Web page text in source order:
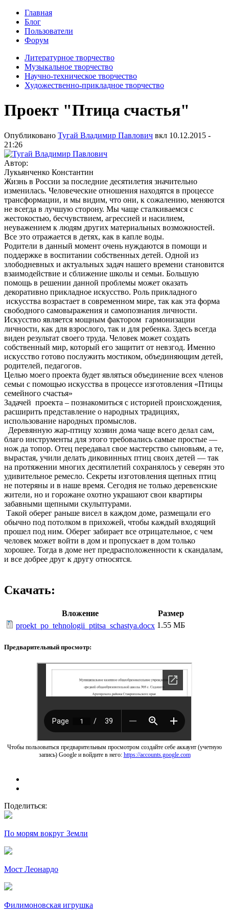
Главная
Блог
Пользователи
Форум
Литературное творчество
Музыкальное творчество
Научно-техническое творчество
Художественно-прикладное творчество
Проект "Птица счастья"
Опубликовано Тугай Владимир Павлович вкл 10.12.2015 -
21:26
Автор:
Лукьянченко Константин
Жизнь в России за последние десятилетия значительно
изменилась. Человеческие отношения находятся в процессе
трансформации, и мы видим, что они, к сожалению, меняются
не всегда в лучшую сторону. Мы чаще сталкиваемся с
жестокостью, бесчувствием, агрессией и насилием,
неуважением к людям других материальных возможностей.
Все это отражается в детях, как в капле воды.
Родители в данный момент очень нуждаются в помощи и
поддержке в воспитании собственных детей. Одной из
злободневных и актуальных задач нашего времени становится
взаимодействие и сближение школы и семьи. Большую
помощь в решении данной проблемы может оказать
декоративно прикладное искусство. Роль прикладного
искусства возрастает в современном мире, так как эта форма
свободного самовыражения и самопознания личности.
Искусство является мощным фактором гармонизации
личности, как для взрослого, так и для ребенка. Здесь всегда
виден результат своего труда. Человек может создать
собственный мир, который его защитит от невзгод. Именно
искусство готово послужить мостиком, объединяющим детей,
родителей, педагогов.
Целью моего проекта будет являться объединение всех членов
семьи с помощью искусства в процессе изготовления «Птицы
семейного счастья»
Задачей проекта – познакомиться с историей происхождения,
расширить представление о народных традициях,
использование народных промыслов.
Деревянную жар-птицу хозяин дома чаще всего делал сам,
благо инструменты для этого требовались самые простые —
нож да топор. Отец передавал свое мастерство сыновьям, а те,
вырастая, учили делать диковинных птиц своих детей — так
на протяжении многих десятилетий сохранялось у северян это
удивительное ремесло. Секреты изготовления щепных птиц
не потеряны и в наше время. Сегодня не только деревенские
жители, но и горожане охотно украшают свои квартиры
забавными щепными скульптурами.
Такой оберег раньше висел в каждом доме, размещали его
обычно под потолком в прихожей, чтобы каждый входящий
прошел под ним. Оберег забирает все отрицательное, с чем
человек может войти в дом и пропускает в дом только
хорошее. Тогда в доме нет предрасположенности к скандалам,
и все добрее друг к другу относятся.
Скачать:
Вложение
Размер
proekt_po_tehnologii_ptitsa_schastya.docx 1.55 МБ
Предварительный просмотр:
Чтобы пользоваться предварительным просмотром создайте себе аккаунт (учетную
запись) Google и войдите в него: https://accounts.google.com
Поделиться:
По морям вокруг Земли
Мост Леонардо
Филимоновская игрушка